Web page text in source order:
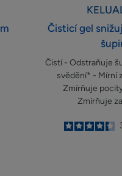
Čisticí gel
Čistí - Odstraňuje
svědění* - Mírní
Zmírňuje
Zmírňuje